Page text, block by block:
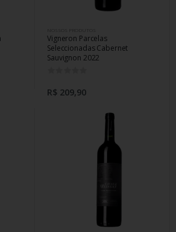
Vigneron Parcelas
Seleccionadas Cabernet
Sauvignon 2022
R$ 209,90